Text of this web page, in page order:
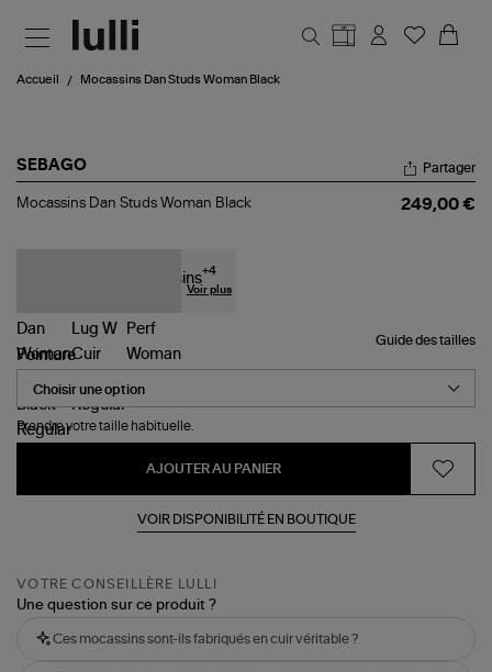
Accueil Mocassins Dan Studs Woman Black
SEBAGO
Mocassins
Partager
Mocassins Dan Studs Woman Black 249,00 €
+4
Voir plus
Guide des tailles
Pointure
Prendre votre taille habituelle.
AJOUTER AU PANIER
VOIR DISPONIBILITÉ EN BOUTIQUE
VOTRE CONSEILLÈRE LULLI
Une question sur ce produit ?
Ces mocassins sont-ils fabriqués en cuir véritable ?